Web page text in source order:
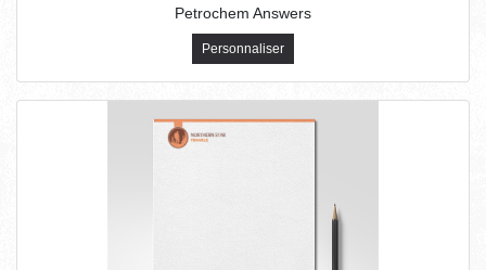
Petrochem Answers
Personnaliser